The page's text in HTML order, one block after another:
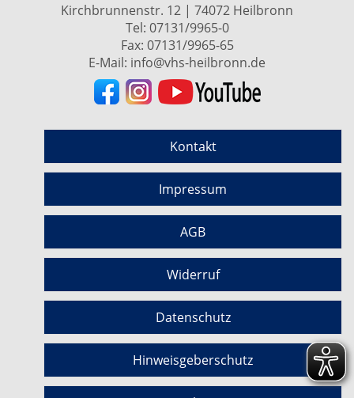
Kirchbrunnenstr. 12 | 74072 Heilbronn
Tel: 07131/9965-0
Fax: 07131/9965-65
E-Mail: info@vhs-heilbronn.de
Kontakt
Impressum
AGB
Widerruf
Datenschutz
Hinweisgeberschutz